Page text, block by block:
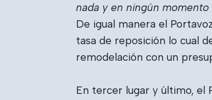
nada y en ningún momento
De igual manera el
tasa de reposición lo cual
remodelación con un
En tercer lugar y último, el